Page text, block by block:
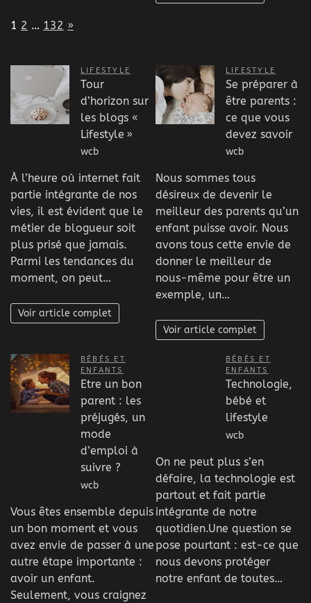
Page:
1 2 … 132 Next
»
LIFESTYLE
Tour
d’horizon sur
les blogs «
Lifestyle »
wcb
À l’heure où internet fait
partie intégrante de nos
vies, il est évident que le
métier de blogueur soit
plus prisé que jamais.
Parmi les tendances du
moment, on peut…
Voir article complet
LIFESTYLE
Se préparer à
être parents :
ce que vous
devez savoir
wcb
Nous sommes tous
désireux de devenir le
meilleur des parents qu’un
enfant puisse avoir. Nous
avons tous cette envie de
donner le meilleur de
nous-même pour être un
exemple, un…
Voir article complet
BÉBÉS ET
ENFANTS
Etre un bon
parent : les
préjugés, un
mode
d’emploi à
suivre ?
wcb
Vous êtes ensemble depuis
un bon moment et vous
avez envie de passer à une
autre étape importante :
avoir un enfant.
Seulement, vous craignez
BÉBÉS ET
ENFANTS
Technologie,
bébé et
lifestyle
wcb
On ne peut plus s’en
défaire, la technologie est
partout et fait partie
intégrante de notre
quotidien.Une question se
pose pourtant : est-ce que
nous devons protéger
notre enfant de toutes…